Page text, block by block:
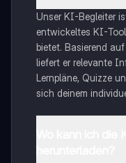
Unser KI-Begleiter
entwickeltes KI-
bietet. Basierend
liefert er relevante
Lernpläne, Quizze
sich deinem